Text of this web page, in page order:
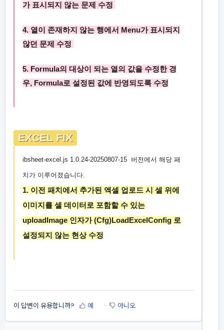
가 표시되지 않는 문제 수정
4. 열이 존재하지 않는 행에서 Menu가 표시되지
않던 문제 수정
5. Formula의 대상이 되는 열의 값을 수정한 경
우, Formula로 설정된 값에 반영되도록 수정
EXCEL FIX
ibsheet-excel.js 1.0.24-20250807-15 버전에서 해당 패
치가 이루어졌습니다.
1. 이전 패치에서 추가된 엑셀 업로드 시 셀 위에
이미지를 셀 데이터로 포함할 수 있는
uploadImage 인자가 (Cfg)LoadExcelConfig 로
설정되지 않는 현상 수정
이 답변이 유용합니까? 예 아니오